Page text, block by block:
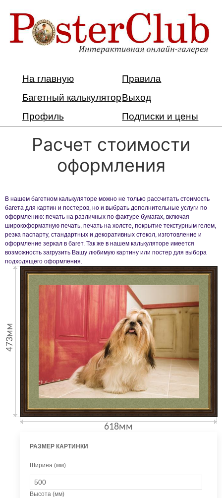
На главную
Правила
Багетный калькуляторВыход
Профиль
Подписки и цены
Расчет стоимости
оформления
В нашем багетном калькуляторе можно не только рассчитать стоимость
багета для картин и постеров, но и выбрать дополнительные услуги по
оформлению: печать на различных по фактуре бумагах, включая
широкоформатную печать, печать на холсте, покрытие текстурным гелем,
резка паспарту, стандартных и декоративных стекол, изготовление и
оформление зеркал в багет. Так же в нашем калькуляторе имеется
возможность загрузить Вашу любимую картину или постер для выбора
подходящего оформления.
473мм
618мм
РАЗМЕР КАРТИНКИ
Ширина (мм)
Высота (мм)